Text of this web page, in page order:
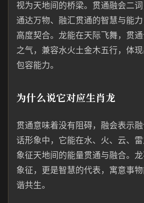
视为天地间的桥梁。贯通融会二
通达万物、融汇贯通的智慧与能
高度契合。龙能在天际飞舞，贯
之气，兼容水火土金木五行，体
包容能力。
为什么说它对应生肖龙
贯通意味着没有阻碍，融会表示
话形象中，它能在水、火、云、雷
象征天地间的能量贯通与融合。
象征，更是智慧的代表，寓意事
谐共生。